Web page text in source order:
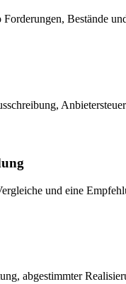
Bestände
und eine
abgestimmter